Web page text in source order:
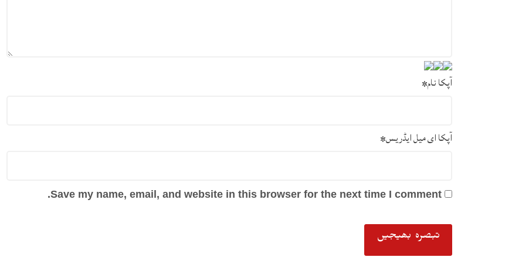
آپکا نام*
آپکا ای میل ایڈریس*
Save my name, email, and website in this browser for the next time I comment.